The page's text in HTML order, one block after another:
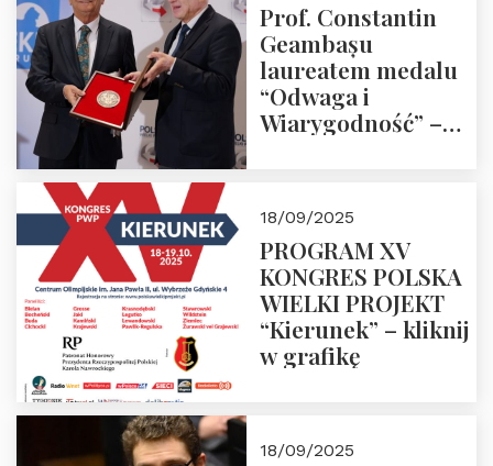
Prof. Constantin
Geambașu
laureatem medalu
“Odwaga i
Wiarygodność” –
18/09/2025
PROGRAM XV
KONGRES POLSKA
WIELKI PROJEKT
“Kierunek” – kliknij
w grafikę
18/09/2025